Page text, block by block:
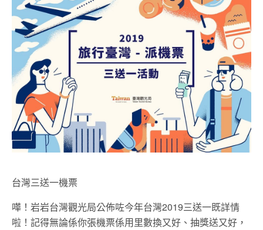
台灣三送一機票
嘩！岩岩台灣觀光局公佈咗今年台灣2019三送一既詳情
啦！記得無論係你張機票係用里數換又好、抽獎送又好，